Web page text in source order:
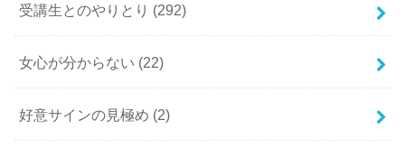
受講生とのやりとり (292)
女心が分からない (22)
好意サインの見極め (2)